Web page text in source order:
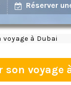
Réserver
à Dubai
son voyage